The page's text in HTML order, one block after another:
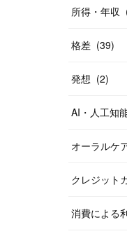
所得・年収
格差 (39)
発想 (2)
AI・人工知
オーラルケ
クレジット
消費による